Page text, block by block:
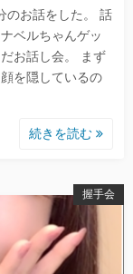
のお話をした。 話
ベルちゃんゲッ
お話し会。 まず
を隠しているの
続きを読む
握手会